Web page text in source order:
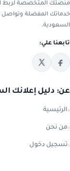
منصتك المتخصصة لربط
خدماتك المفضلة وتواصل
السعودية.
تابعنا علي:
عن: دليل إعلانك
الرئيسية
من نحن
تسجيل دخول